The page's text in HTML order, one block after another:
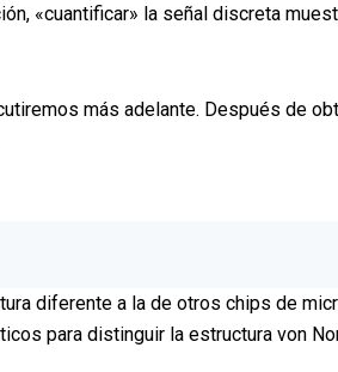
«cuantificar» la señal discreta
más adelante. Después de
diferente a la de otros chips de
para distinguir la estructura von